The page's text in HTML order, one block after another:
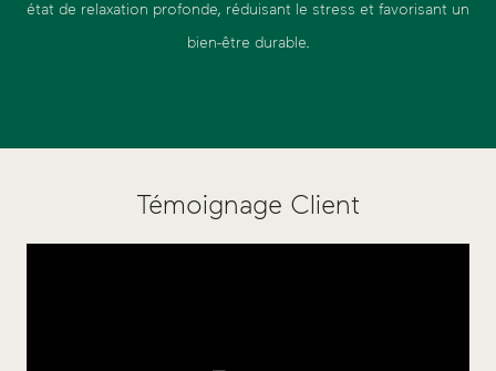
état de relaxation profonde, réduisant le stress et favorisant un
bien-être durable.
Témoignage Client